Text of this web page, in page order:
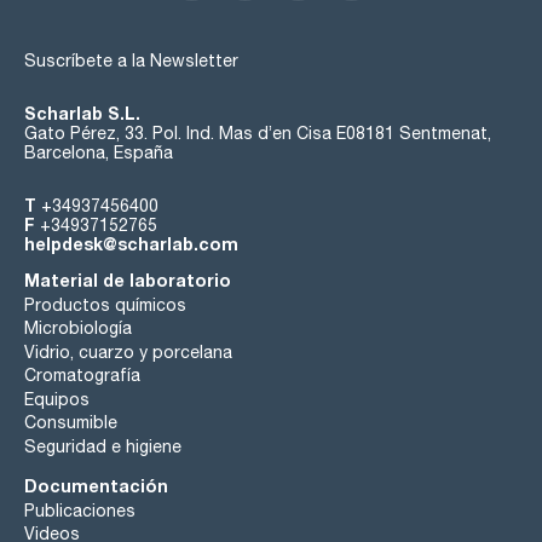
Suscríbete a la Newsletter
Scharlab S.L.
Gato Pérez, 33. Pol. Ind. Mas d’en Cisa E08181 Sentmenat,
Barcelona, España
T +34937456400
F +34937152765
helpdesk@scharlab.com
Material de laboratorio
Productos químicos
Microbiología
Vidrio, cuarzo y porcelana
Cromatografía
Equipos
Consumible
Seguridad e higiene
Documentación
Publicaciones
Videos